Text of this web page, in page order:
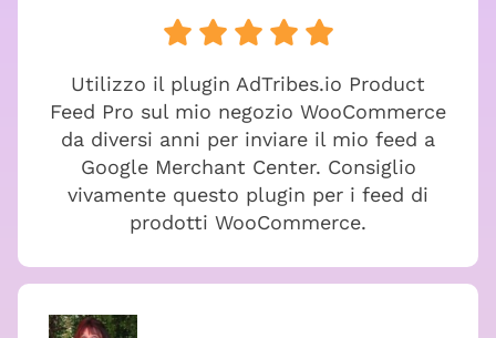
Utilizzo il plugin AdTribes.io Product
Feed Pro sul mio negozio WooCommerce
da diversi anni per inviare il mio feed a
Google Merchant Center. Consiglio
vivamente questo plugin per i feed di
prodotti WooCommerce.